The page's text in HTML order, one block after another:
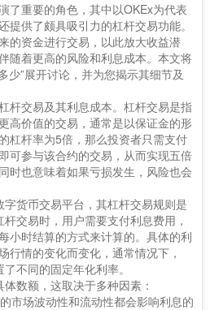
了重要的角色，其中以OKEx为代表
提供了颇具吸引力的杠杆交易功能。
的资金进行交易，以此放大收益潜
随着更高的风险和利息成本。本文将
少”展开讨论，并为您揭示其细节及
杆交易及其利息成本。杠杆交易是指
高价值的交易，通常是以保证金的形
杠杆率为5倍，那么投资者只需支付
可参与该合约的交易，从而实现五倍
时也意味着如果亏损发生，风险也会
货币交易平台，其杠杆交易规则是
交易时，用户需要支付利息费用，
小时结算的方式来计算的。具体的利
行情的变化而变化，通常情况下，
不同的固定年化利率。
数额，这取决于多种因素：
市场波动性和流动性都会影响利息的